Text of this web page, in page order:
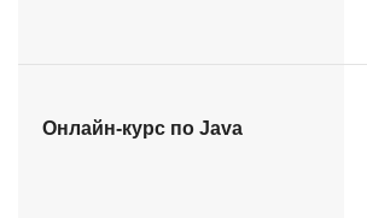
Онлайн-курс по Java